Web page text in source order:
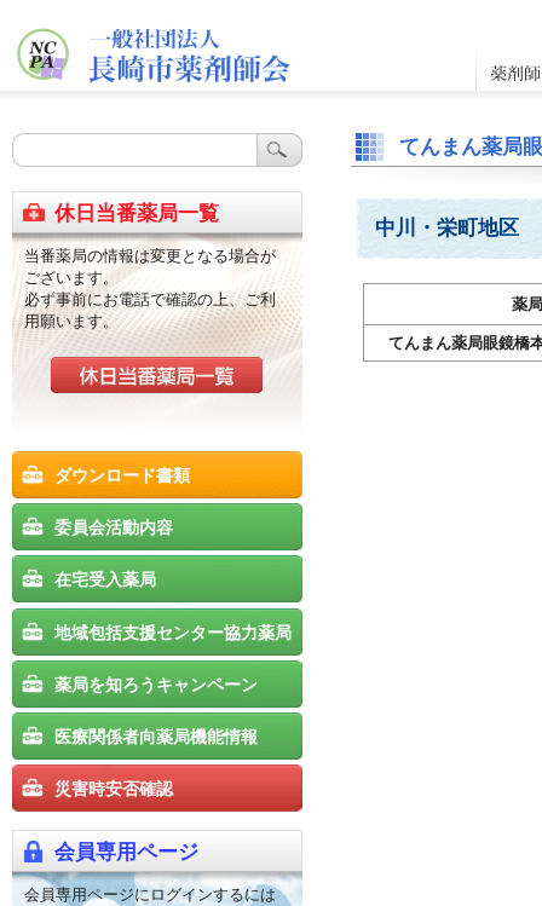
てんまん薬局
中川・栄町地区
薬
てんまん薬局眼鏡橋
休日当番薬局一覧
当番薬局の情報は変更となる場合が
ございます。
必ず事前にお電話で確認の上、ご利
用願います。
ダウンロード書類
委員会活動内容
在宅受入薬局
地域包括支援センター協力薬局
薬局を知ろうキャンペーン
医療関係者向薬局機能情報
災害時安否確認
会員専用ページ
会員専用ページにログインするには